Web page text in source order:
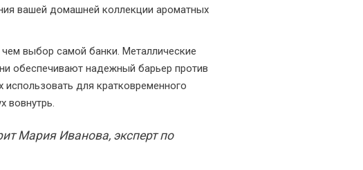
вашей домашней коллекции ароматных
выбор самой банки. Металлические
обеспечивают надежный барьер против
для кратковременного
вовнутрь.
Мария Иванова, эксперт по